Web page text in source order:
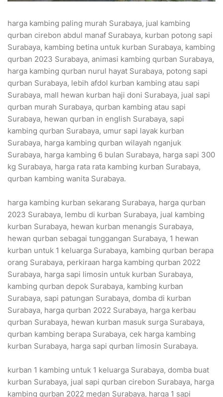
harga kambing paling murah Surabaya, jual kambing
qurban cirebon abdul manaf Surabaya, kurban potong sapi
Surabaya, kambing betina untuk kurban Surabaya, kambing
qurban 2023 Surabaya, animasi kambing qurban Surabaya,
harga kambing qurban nurul hayat Surabaya, potong sapi
qurban Surabaya, lebih afdol kurban kambing atau sapi
Surabaya, mall hewan kurban haji doni Surabaya, jual sapi
qurban murah Surabaya, qurban kambing atau sapi
Surabaya, hewan qurban in english Surabaya, sapi
kambing qurban Surabaya, umur sapi layak kurban
Surabaya, harga kambing qurban wilayah nganjuk
Surabaya, harga kambing 6 bulan Surabaya, harga sapi 300
kg Surabaya, harga rata rata kambing kurban Surabaya,
qurban kambing wanita Surabaya.
harga kambing kurban sekarang Surabaya, harga qurban
2023 Surabaya, lembu di kurban Surabaya, jual kambing
kurban Surabaya, hewan kurban menangis Surabaya,
hewan qurban sebagai tunggangan Surabaya, 1 hewan
kurban untuk 1 keluarga Surabaya, kambing qurban berapa
orang Surabaya, perkiraan harga kambing qurban 2022
Surabaya, harga sapi limosin untuk kurban Surabaya,
kambing qurban depok Surabaya, kambing kurban
Surabaya, sapi patungan Surabaya, domba di kurban
Surabaya, harga qurban 2022 Surabaya, harga kerbau
qurban Surabaya, hewan kurban masuk surga Surabaya,
qurban kambing berapa Surabaya, cek harga kambing
kurban Surabaya, harga sapi qurban limosin Surabaya.
kurban 1 kambing untuk 1 keluarga Surabaya, domba buat
kurban Surabaya, jual sapi qurban cirebon Surabaya, harga
kambing qurban 2022 medan Surabaya, harga 1 sapi